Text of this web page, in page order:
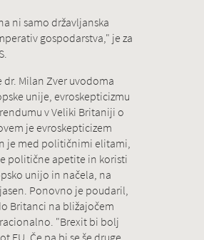
ni samo državljanska
gospodarstva," je za
Milan Zver uvodoma
unije, evroskepticizmu
v Veliki Britaniji o
je evroskepticizem
je med političnimi elitami,
politične apetite in koristi
unijo in načela, na
Ponovno je poudaril,
Britanci na bližajočem
"Brexit bi bolj